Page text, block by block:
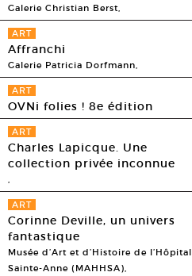
Galerie Christian Berst,
ART
Affranchi
Galerie Patricia Dorfmann,
ART
OVNi folies ! 8e édition
ART
Charles Lapicque. Une
collection privée inconnue
,
ART
Corinne Deville, un univers
fantastique
Musée d’Art et d’Histoire de l’Hôpital
Sainte-Anne (MAHHSA),